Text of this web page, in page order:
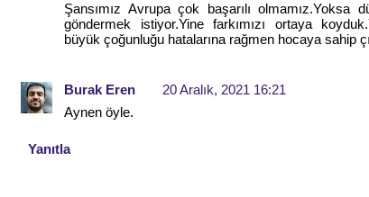
Şansımız Avrupa çok başarılı olmamız.Yoksa
göndermek istiyor.Yine farkımızı ortaya
büyük çoğunluğu hatalarına rağmen hocaya sahip
Burak Eren
20 Aralık, 2021 16:21
Aynen öyle.
Yanıtla